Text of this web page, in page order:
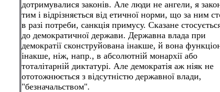
дотримувалися законів. Але люди не ангели, я
тим і відрізняється від етичної норми, що за ним
в разі потреби, санкція примусу. Сказане
до демократичної держави. Державна влада при
демократії сконструйована інакше, й вона
інакше, ніж, напр., в абсолютній монархії або
тоталітарній диктатурі. Але демократія аж ніяк не
ототожнюється з відсутністю державної влади,
"безначальством".